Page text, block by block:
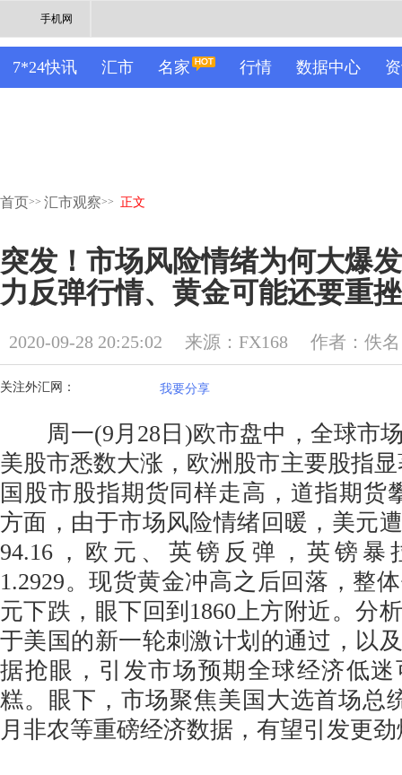
手机网
7*24快讯 汇市 名家 行情 数据中心
首页>> 汇市观察>> 正文
突发！市场风险情绪为何大爆
力反弹行情、黄金可能还要重挫
2020-09-28 20:25:02 来源：FX168 作者：佚名
关注外汇网： 我要分享
周一(9月28日)欧市盘中，全球市
美股市悉数大涨，欧洲股市主要股指
国股市股指期货同样走高，道指期货
方面，由于市场风险情绪回暖，美元
94.16，欧元、英镑反弹，英镑暴
1.2929。现货黄金冲高之后回落，整
元下跌，眼下回到1860上方附近。分
于美国的新一轮刺激计划的通过，以
据抢眼，引发市场预期全球经济低
糕。眼下，市场聚焦美国大选首场总
月非农等重磅经济数据，有望引发更